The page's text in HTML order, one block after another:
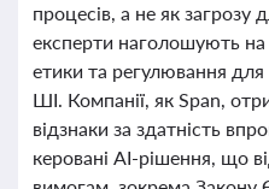
процесів, а не як загрозу
експерти наголошують на
етики та регулювання
ШІ. Компанії, як Span,
відзнаки за здатність
керовані AI-рішення, що